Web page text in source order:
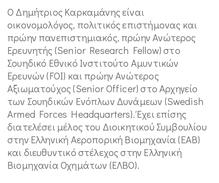
Ο Δημήτριος Καρκαμάνης είναι
οικονομολόγος, πολιτικός επιστήμονας και
πρώην πανεπιστημιακός, πρώην Ανώτερος
Ερευνητής (Senior Research Fellow) στο
Σουηδικό Εθνικό Ινστιτούτο Αμυντικών
Ερευνών (FOI) και πρώην Ανώτερος
Αξιωματούχος (Senior Officer) στο Αρχηγείο
των Σουηδικών Ενόπλων Δυνάμεων (Swedish
Armed Forces Headquarters). Έχει επίσης
διατελέσει μέλος του Διοικητικού Συμβουλίου
στην Ελληνική Αεροπορική Βιομηχανία (ΕΑΒ)
και διευθυντικό στέλεχος στην Ελληνική
Βιομηχανία Οχημάτων (ΕΛΒΟ).